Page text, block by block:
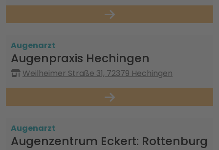
Augenarzt
Augenpraxis Hechingen
Weilheimer Straße 31, 72379 Hechingen
Augenarzt
Augenzentrum Eckert: Rottenburg